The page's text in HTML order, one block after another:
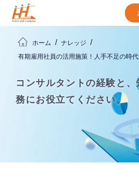
ホーム
ナレッジ
有期雇用社員の活用施策！人手不足の時
コンサルタントの経験と、
務にお役立てください。